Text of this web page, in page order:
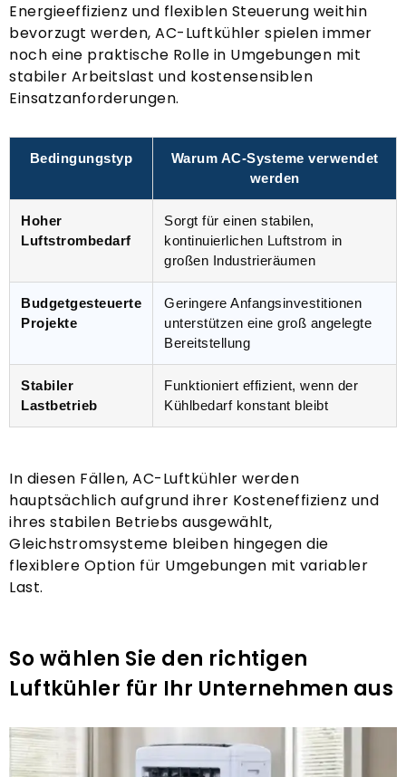
Energieeffizienz und flexiblen Steuerung weithin
bevorzugt werden, AC-Luftkühler spielen immer
noch eine praktische Rolle in Umgebungen mit
stabiler Arbeitslast und kostensensiblen
Einsatzanforderungen.
Bedingungstyp
Warum AC-Systeme verwendet
werden
Hoher
Luftstrombedarf
Sorgt für einen stabilen,
kontinuierlichen Luftstrom in
großen Industrieräumen
Budgetgesteuerte
Projekte
Geringere Anfangsinvestitionen
unterstützen eine groß angelegte
Bereitstellung
Stabiler
Lastbetrieb
Funktioniert effizient, wenn der
Kühlbedarf konstant bleibt
In diesen Fällen, AC-Luftkühler werden
hauptsächlich aufgrund ihrer Kosteneffizienz und
ihres stabilen Betriebs ausgewählt,
Gleichstromsysteme bleiben hingegen die
flexiblere Option für Umgebungen mit variabler
Last.
So wählen Sie den richtigen
Luftkühler für Ihr Unternehmen aus